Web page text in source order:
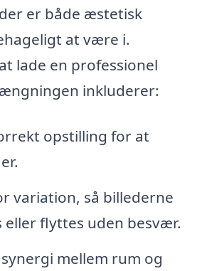
er både æstetisk
at være i.
lade en professionel
inkluderer:
opstilling for at
variation, så billederne
flyttes uden besvær.
mellem rum og